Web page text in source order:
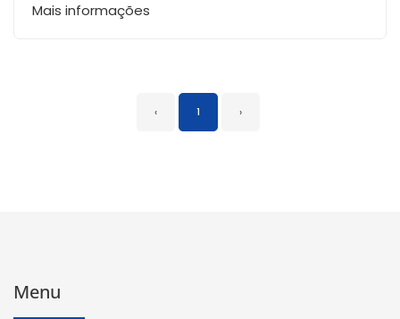
Mais informações
‹ 1 ›
Menu